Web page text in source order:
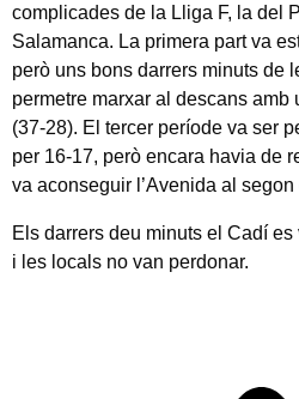
complicades de la Lliga F, la del
Salamanca. La primera part va
però uns bons darrers minuts de
permetre marxar al descans amb
(37-28). El tercer període va ser
per 16-17, però encara havia de
va aconseguir l’Avenida al segon
Els darrers deu minuts el Cadí
i les locals no van perdonar.